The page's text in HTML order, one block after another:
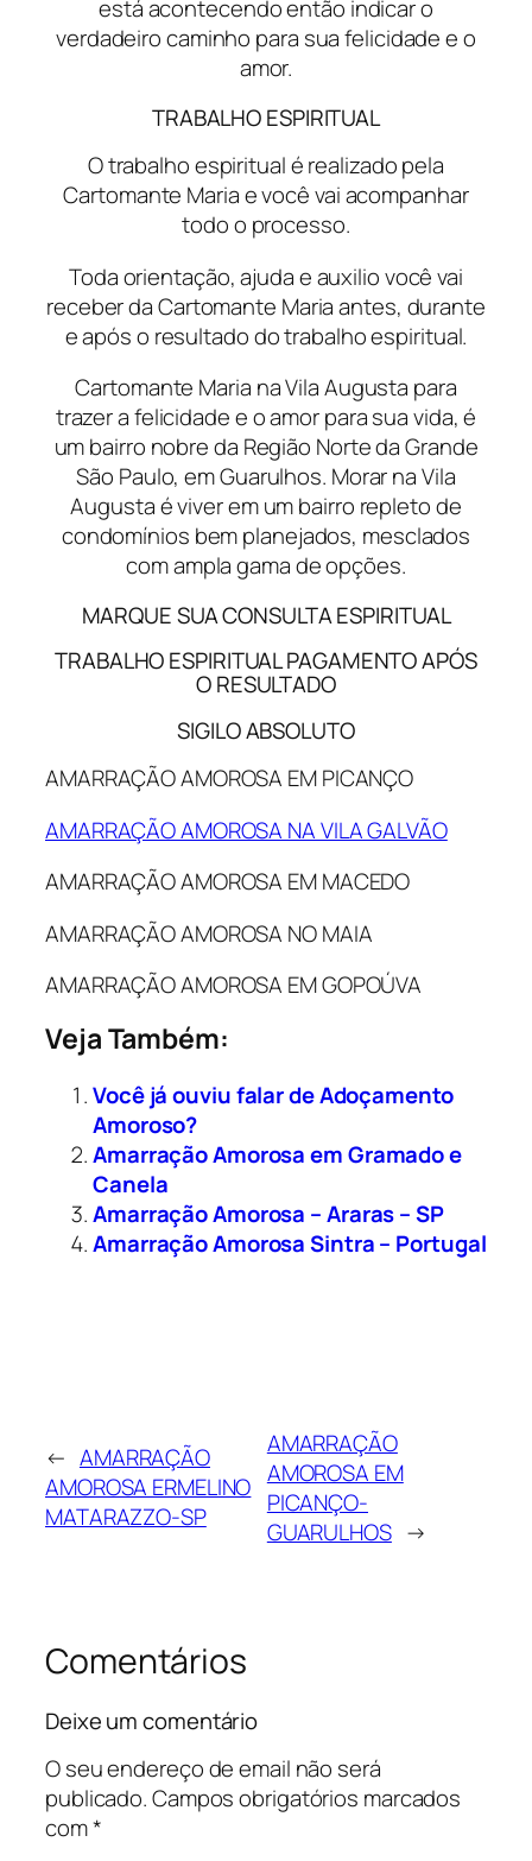
está acontecendo então indicar o
verdadeiro caminho para sua felicidade e o
amor.
TRABALHO ESPIRITUAL
O trabalho espiritual é realizado pela
Cartomante Maria e você vai acompanhar
todo o processo.
Toda orientação, ajuda e auxilio você vai
receber da Cartomante Maria antes, durante
e após o resultado do trabalho espiritual.
Cartomante Maria na Vila Augusta para
trazer a felicidade e o amor para sua vida, é
um bairro nobre da Região Norte da Grande
São Paulo, em Guarulhos. Morar na Vila
Augusta é viver em um bairro repleto de
condomínios bem planejados, mesclados
com ampla gama de opções.
MARQUE SUA CONSULTA ESPIRITUAL
TRABALHO ESPIRITUAL PAGAMENTO APÓS
O RESULTADO
SIGILO ABSOLUTO
AMARRAÇÃO AMOROSA EM PICANÇO
AMARRAÇÃO AMOROSA NA VILA GALVÃO
AMARRAÇÃO AMOROSA EM MACEDO
AMARRAÇÃO AMOROSA NO MAIA
AMARRAÇÃO AMOROSA EM GOPOÚVA
Veja Também:
Você já ouviu falar de Adoçamento
Amoroso?
Amarração Amorosa em Gramado e
Canela
Amarração Amorosa – Araras – SP
Amarração Amorosa Sintra – Portugal
← AMARRAÇÃO
AMOROSA ERMELINO
MATARAZZO-SP
AMARRAÇÃO
AMOROSA EM
PICANÇO-
GUARULHOS →
Comentários
Deixe um comentário
O seu endereço de email não será
publicado.Campos obrigatórios marcados
com*